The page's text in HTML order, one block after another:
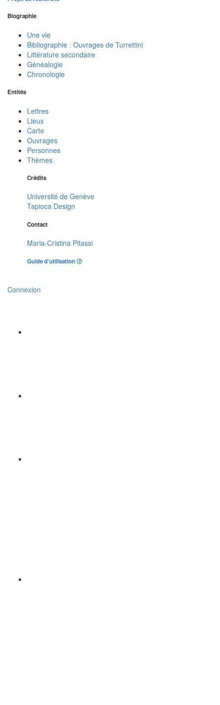
Biographie
Une vie
Bibliographie : Ouvrages de Turrettini
Littérature secondaire
Généalogie
Chronologie
Entités
Lettres
Lieux
Carte
Ouvrages
Personnes
Thèmes
Crédits
Université de Genève
Tapioca Design
Contact
Maria-Cristina Pitassi
Guide d'utilisation
Connexion